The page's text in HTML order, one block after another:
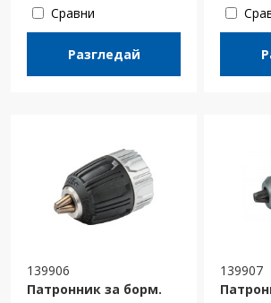
Сравни
Разгледай
139906
Патронник за борм.
139907